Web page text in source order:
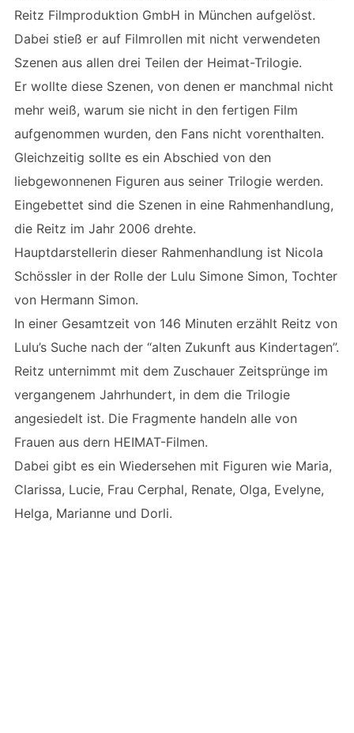
Reitz Filmproduktion GmbH in München aufgelöst.
Dabei stieß er auf Filmrollen mit nicht verwendeten
Szenen aus allen drei Teilen der Heimat-Trilogie.
Er wollte diese Szenen, von denen er manchmal nicht
mehr weiß, warum sie nicht in den fertigen Film
aufgenommen wurden, den Fans nicht vorenthalten.
Gleichzeitig sollte es ein Abschied von den
liebgewonnenen Figuren aus seiner Trilogie werden.
Eingebettet sind die Szenen in eine Rahmenhandlung,
die Reitz im Jahr 2006 drehte.
Hauptdarstellerin dieser Rahmenhandlung ist Nicola
Schössler in der Rolle der Lulu Simone Simon, Tochter
von Hermann Simon.
In einer Gesamtzeit von 146 Minuten erzählt Reitz von
Lulu’s Suche nach der “alten Zukunft aus Kindertagen”.
Reitz unternimmt mit dem Zuschauer Zeitsprünge im
vergangenem Jahrhundert, in dem die Trilogie
angesiedelt ist. Die Fragmente handeln alle von
Frauen aus dern HEIMAT-Filmen.
Dabei gibt es ein Wiedersehen mit Figuren wie Maria,
Clarissa, Lucie, Frau Cerphal, Renate, Olga, Evelyne,
Helga, Marianne und Dorli.